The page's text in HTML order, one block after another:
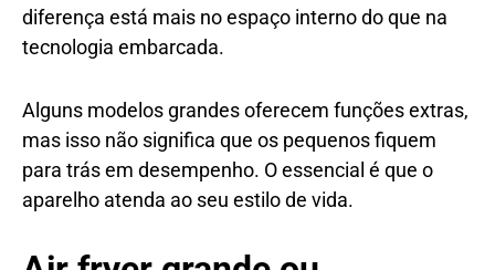
diferença está mais no espaço interno do que na
tecnologia embarcada.
Alguns modelos grandes oferecem funções extras,
mas isso não significa que os pequenos fiquem
para trás em desempenho. O essencial é que o
aparelho atenda ao seu estilo de vida.